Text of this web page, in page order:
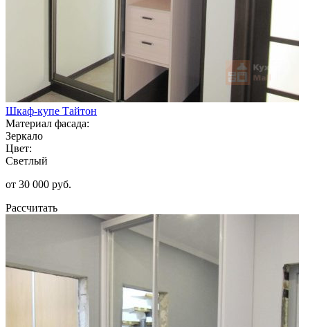
Шкаф-купе Тайтон
Материал фасада:
Зеркало
Цвет:
Светлый
от 30 000 руб.
Рассчитать